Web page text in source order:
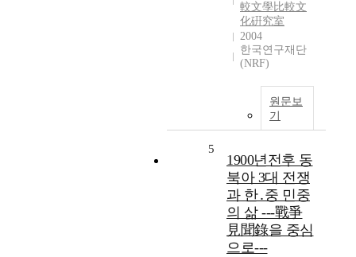
較文學比較文
化硏究室
2004
한국연구재단
(NRF)
원문보
기
5
1900년전후 동
북아 3대 전쟁
과 한․중 민중
의 삶 ---戰爭
見聞錄을 중심
으로---